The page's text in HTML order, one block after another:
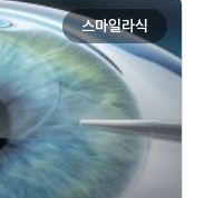
스마일라식